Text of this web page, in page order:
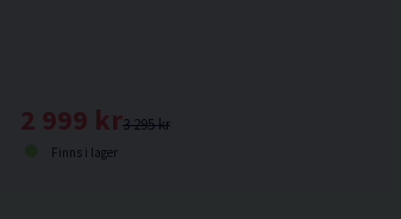
3 295 kr
2 999 kr
Finns i lager